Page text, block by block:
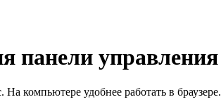
панели управления
компьютере удобнее работать в браузере.